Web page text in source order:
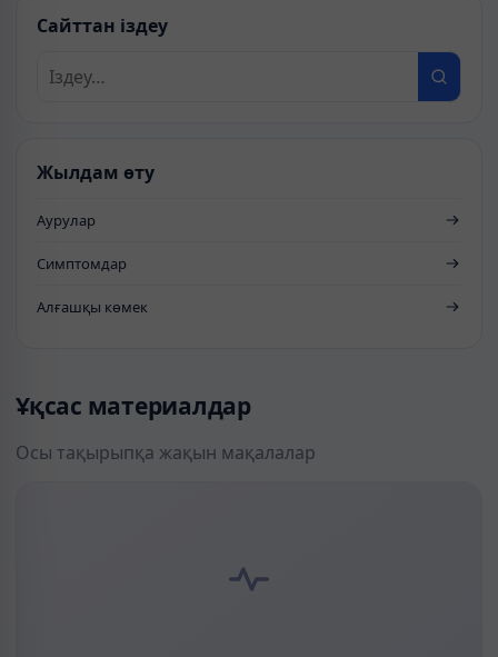
Сайттан іздеу
Жылдам өту
Аурулар
Симптомдар
Алғашқы көмек
Ұқсас материалдар
Осы тақырыпқа жақын мақалалар